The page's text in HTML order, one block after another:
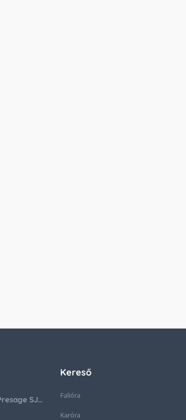
Seiko “Baby Snowflake” Presage SJE073J1/SARA015 Limited Edition
Kereső
Falióra
Karóra